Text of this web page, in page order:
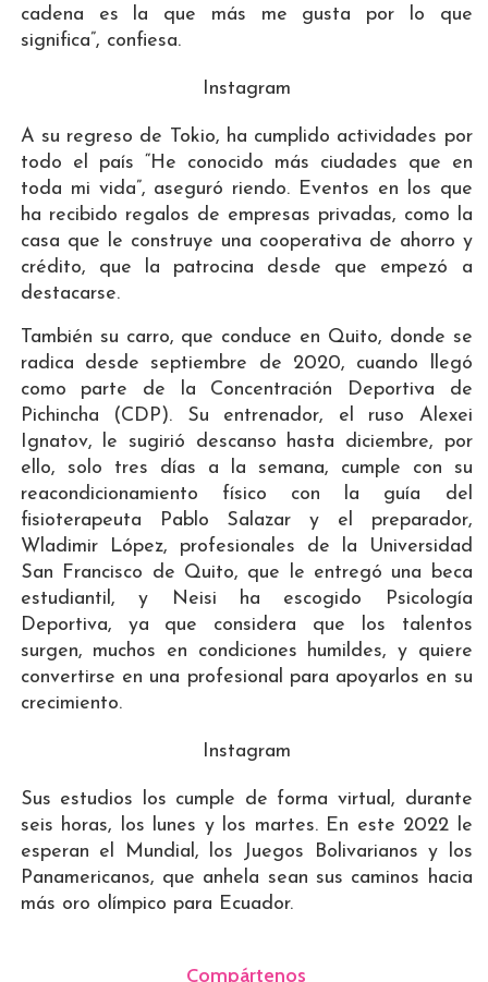
cadena es la que más me gusta por lo que
significa”, confiesa.
Instagram
A su regreso de Tokio, ha cumplido actividades por
todo el país “He conocido más ciudades que en
toda mi vida”, aseguró riendo. Eventos en los que
ha recibido regalos de empresas privadas, como la
casa que le construye una cooperativa de ahorro y
crédito, que la patrocina desde que empezó a
destacarse.
También su carro, que conduce en Quito, donde se
radica desde septiembre de 2020, cuando llegó
como parte de la Concentración Deportiva de
Pichincha (CDP). Su entrenador, el ruso Alexei
Ignatov, le sugirió descanso hasta diciembre, por
ello, solo tres días a la semana, cumple con su
reacondicionamiento físico con la guía del
fisioterapeuta Pablo Salazar y el preparador,
Wladimir López, profesionales de la Universidad
San Francisco de Quito, que le entregó una beca
estudiantil, y Neisi ha escogido Psicología
Deportiva, ya que considera que los talentos
surgen, muchos en condiciones humildes, y quiere
convertirse en una profesional para apoyarlos en su
crecimiento.
Instagram
Sus estudios los cumple de forma virtual, durante
seis horas, los lunes y los martes. En este 2022 le
esperan el Mundial, los Juegos Bolivarianos y los
Panamericanos, que anhela sean sus caminos hacia
más oro olímpico para Ecuador.
Compártenos